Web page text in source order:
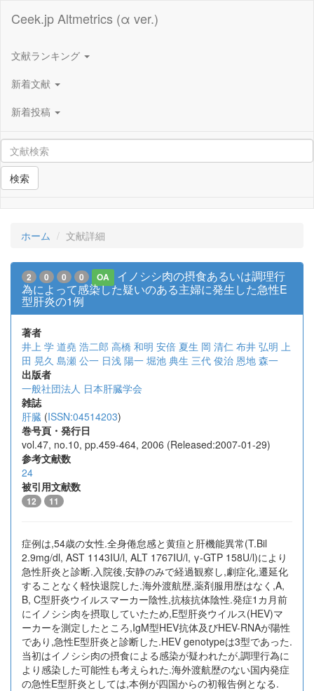
Ceek.jp Altmetrics (α ver.)
文献ランキング
新着文献
新着投稿
検索
ホーム 文献詳細
2 0 0 0 OA
イノシシ肉の摂食あるいは調理行
為によって感染した疑いのある主婦に発生した急性E
型肝炎の1例
著者
井上 学 道堯 浩二郎 高橋 和明 安倍 夏生 岡 清仁 布井 弘明 上
田 晃久 島瀬 公一 日浅 陽一 堀池 典生 三代 俊治 恩地 森一
出版者
一般社団法人 日本肝臓学会
雑誌
肝臓 (ISSN:04514203)
巻号頁・発行日
vol.47, no.10, pp.459-464, 2006 (Released:2007-01-29)
参考文献数
24
被引用文献数
12 11
症例は,54歳の女性.全身倦怠感と黄疸と肝機能異常(T.Bil
2.9mg/dl, AST 1143IU/l, ALT 1767IU/l, γ-GTP 158U/l)により
急性肝炎と診断.入院後,安静のみで経過観察し,劇症化,遷延化
することなく軽快退院した.海外渡航歴,薬剤服用歴はなく,A,
B, C型肝炎ウイルスマーカー陰性,抗核抗体陰性.発症1カ月前
にイノシシ肉を摂取していたため,E型肝炎ウイルス(HEV)マ
ーカーを測定したところ,IgM型HEV抗体及びHEV-RNAが陽性
であり,急性E型肝炎と診断した.HEV genotypeは3型であった.
当初はイノシシ肉の摂食による感染が疑われたが,調理行為に
より感染した可能性も考えられた.海外渡航歴のない国内発症
の急性E型肝炎としては,本例が四国からの初報告例となる.